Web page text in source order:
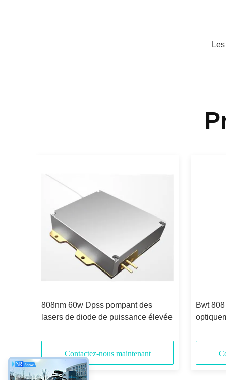
808nm 60w Dpss pompant des
lasers de diode de puissance élevée
Contactez-nous maintenant
Bwt